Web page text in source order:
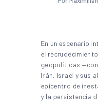
En un escenario
el
geopolíticas
Irán, Israel y sus
epicentro de
y la persistencia